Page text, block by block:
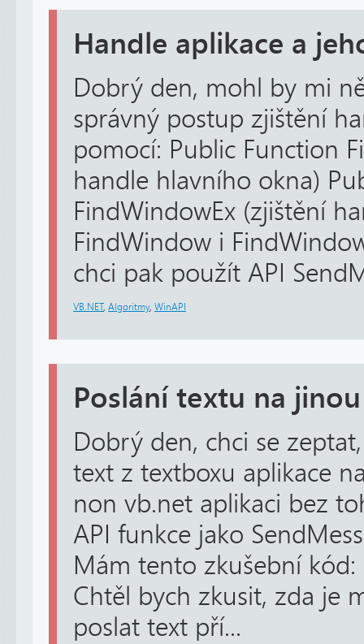
Handle aplikace a
Dobrý den, mohl by mi
správný postup zjištění
pomocí: Public Function
handle hlavního okna)
FindWindowEx (zjištění
FindWindow i
chci pak použít API
VB.NET, Algoritmy, WinAPI
Poslání textu na
Dobrý den, chci se
text z textboxu aplikace
non vb.net aplikaci bez
API funkce jako
Mám tento zkušební
Chtěl bych zkusit, zda je
poslat text pří...